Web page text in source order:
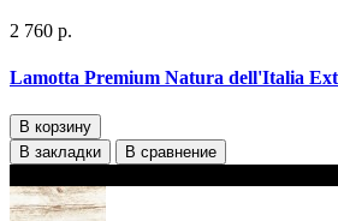
2 760 р.
Lamotta Premium Natura dell'Italia
В корзину
В закладки
В сравнение